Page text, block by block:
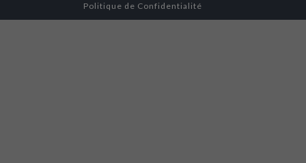
Politique de Confidentialité